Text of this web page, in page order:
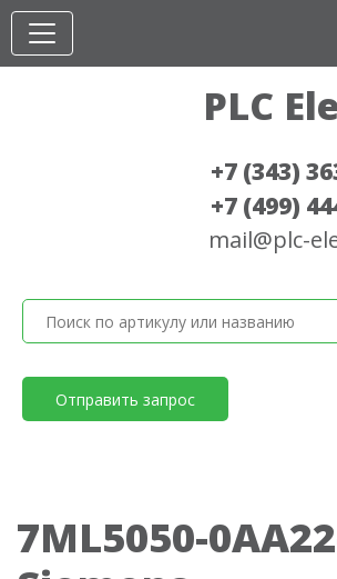
PLC
+7 (343)
+7 (499)
mail@plc-
Отправить запрос
7ML5050-